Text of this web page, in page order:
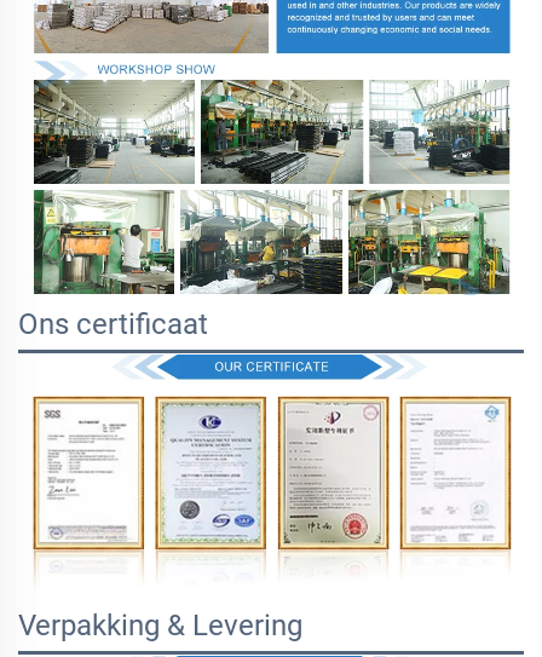
Ons certificaat
Verpakking & Levering